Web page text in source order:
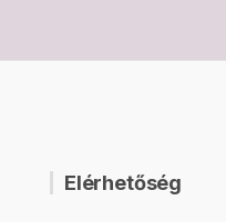
Elérhetőség